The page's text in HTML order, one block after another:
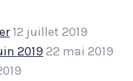
12 juillet 2019
201922 mai 2019